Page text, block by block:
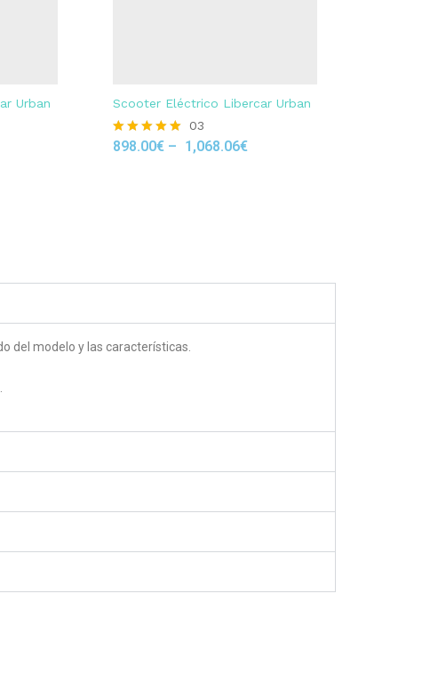
Urban
Scooter Eléctrico Libercar Urban
Rated
03
898.00€– 1,068.06€
del modelo y las características.